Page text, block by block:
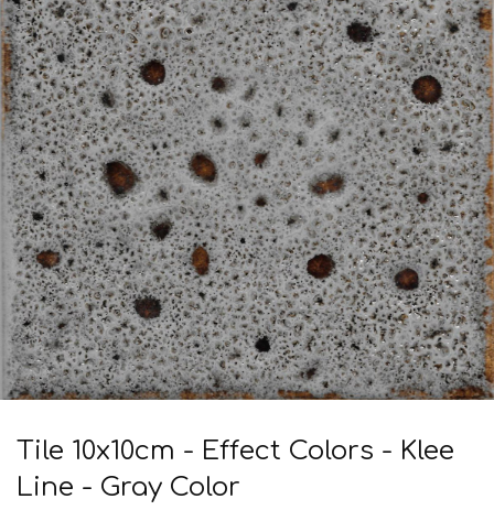
Tile 10x10cm - Effect Colors - Klee
Line - Gray Color